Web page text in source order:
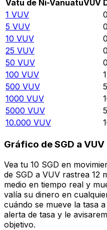
Vatu de Ni-VanuatuVUV
1 VUV
5 VUV
10 VUV
25 VUV
50 VUV
100 VUV
500 VUV
1000 VUV
5000 VUV
10.000 VUV
Gráfico de SGD a VUV
Vea tu 10 SGD en
de SGD a VUV rastrea 12
medio en tiempo real y
valía su dinero en
cuándo se mueve la tasa
alerta de tasa y le
objetivo.